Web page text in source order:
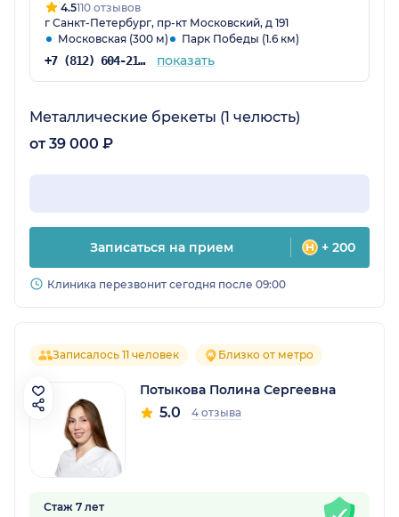
4.5110 отзывов
г Санкт-Петербург, пр-кт Московский, д 191
Московская (300 м)
Парк Победы (1.6 км)
+7 (812) 604-21-32 показать
Металлические брекеты (1 челюсть)
от 39 000 ₽
Записаться на прием + 200
Клиника перезвонит сегодня после 09:00
Записалось 11 человек Близко от метро
Потыкова Полина Сергеевна
5.0 4 отзыва
Стаж 7 лет